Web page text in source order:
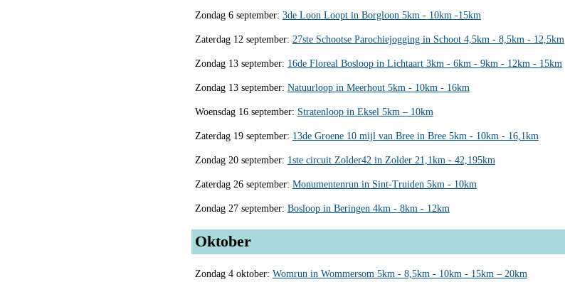
Zondag 6 september: 3de Loon Loopt in Borgloon 5km - 10km -15km
Zaterdag 12 september: 27ste Schootse Parochiejogging in Schoot 4,5km - 8,5km - 12,5km
Zondag 13 september: 16de Floreal Bosloop in Lichtaart 3km - 6km - 9km - 12km - 15km
Zondag 13 september: Natuurloop in Meerhout 5km - 10km - 16km
Woensdag 16 september: Stratenloop in Eksel 5km – 10km
Zaterdag 19 september: 13de Groene 10 mijl van Bree in Bree 5km - 10km - 16,1km
Zondag 20 september: 1ste circuit Zolder42 in Zolder 21,1km - 42,195km
Zaterdag 26 september: Monumentenrun in Sint-Truiden 5km - 10km
Zondag 27 september: Bosloop in Beringen 4km - 8km - 12km
Oktober
Zondag 4 oktober: Womrun in Wommersom 5km - 8,5km - 10km - 15km – 20km